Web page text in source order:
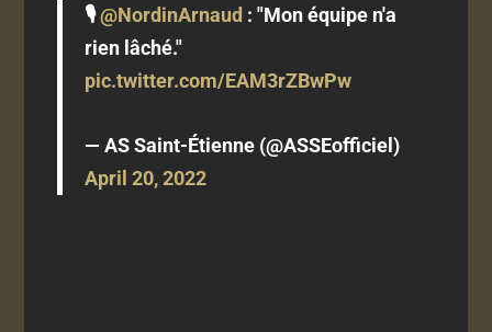
🎙@NordinArnaud : "Mon équipe n'a
rien lâché."
pic.twitter.com/EAM3rZBwPw
— AS Saint-Étienne (@ASSEofficiel)
April 20, 2022